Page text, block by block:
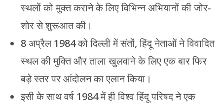
स्थलों को मुक्त कराने के लिए विभिन्न अभियानों की जोर-
शोर से शुरूआत की।
8 अप्रैल 1984 को दिल्ली में संतों, हिंदू नेताओं ने विवादित
स्थल की मुक्ति और ताला खुलवाने के लिए एक बार फिर
बड़े स्तर पर आंदोलन का एलान किया।
इसी के साथ वर्ष 1984 में ही विश्व हिंदू परिषद ने एक